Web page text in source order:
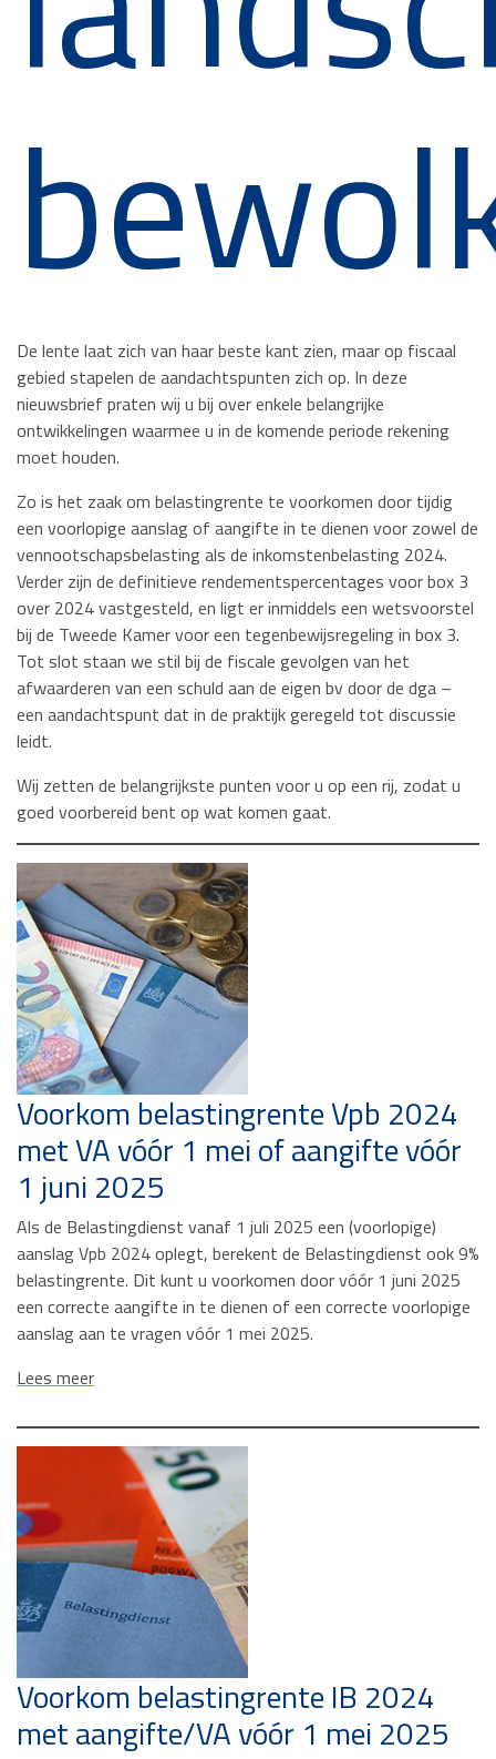
De lente laat zich van haar beste kant zien, maar op fiscaal
gebied stapelen de aandachtspunten zich op. In deze
nieuwsbrief praten wij u bij over enkele belangrijke
ontwikkelingen waarmee u in de komende periode rekening
moet houden.
Zo is het zaak om belastingrente te voorkomen door tijdig
een voorlopige aanslag of aangifte in te dienen voor zowel de
vennootschapsbelasting als de inkomstenbelasting 2024.
Verder zijn de definitieve rendementspercentages voor box 3
over 2024 vastgesteld, en ligt er inmiddels een wetsvoorstel
bij de Tweede Kamer voor een tegenbewijsregeling in box 3.
Tot slot staan we stil bij de fiscale gevolgen van het
afwaarderen van een schuld aan de eigen bv door de dga –
een aandachtspunt dat in de praktijk geregeld tot discussie
leidt.
Wij zetten de belangrijkste punten voor u op een rij, zodat u
goed voorbereid bent op wat komen gaat.
Voorkom belastingrente Vpb 2024
met VA vóór 1 mei of aangifte vóór
1 juni 2025
Als de Belastingdienst vanaf 1 juli 2025 een (voorlopige)
aanslag Vpb 2024 oplegt, berekent de Belastingdienst ook 9%
belastingrente. Dit kunt u voorkomen door vóór 1 juni 2025
een correcte aangifte in te dienen of een correcte voorlopige
aanslag aan te vragen vóór 1 mei 2025.
Lees meer
Voorkom belastingrente IB 2024
met aangifte/VA vóór 1 mei 2025